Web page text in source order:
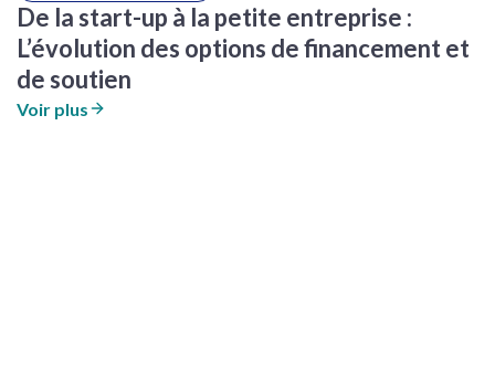
De la start-up à la petite entreprise :
L’évolution des options de financement et
de soutien
Voir plus